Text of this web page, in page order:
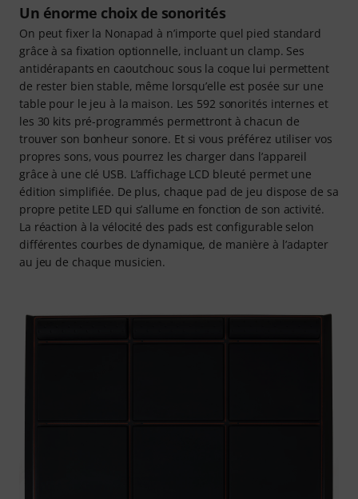
Un énorme choix de sonorités
On peut fixer la Nonapad à n’importe quel pied standard
grâce à sa fixation optionnelle, incluant un clamp. Ses
antidérapants en caoutchouc sous la coque lui permettent
de rester bien stable, même lorsqu’elle est posée sur une
table pour le jeu à la maison. Les 592 sonorités internes et
les 30 kits pré-programmés permettront à chacun de
trouver son bonheur sonore. Et si vous préférez utiliser vos
propres sons, vous pourrez les charger dans l’appareil
grâce à une clé USB. L’affichage LCD bleuté permet une
édition simplifiée. De plus, chaque pad de jeu dispose de sa
propre petite LED qui s’allume en fonction de son activité.
La réaction à la vélocité des pads est configurable selon
différentes courbes de dynamique, de manière à l’adapter
au jeu de chaque musicien.